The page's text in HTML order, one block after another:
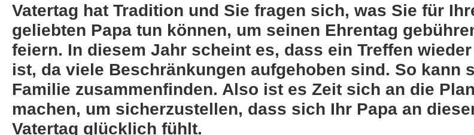
Vatertag hat Tradition und Sie fragen sich, was Sie für
geliebten Papa tun können, um seinen Ehrentag
feiern. In diesem Jahr scheint es, dass ein Treffen
ist, da viele Beschränkungen aufgehoben sind. So kann
Familie zusammenfinden. Also ist es Zeit sich an die
machen, um sicherzustellen, dass sich Ihr Papa an
Vatertag glücklich fühlt.